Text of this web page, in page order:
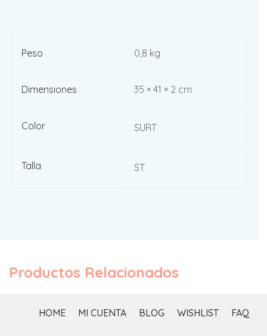
Peso 0,8 kg
Dimensiones 35 × 41 × 2 cm
Color SURT
Talla ST
Productos Relacionados
HOME MI CUENTA BLOG WISHLIST FAQ